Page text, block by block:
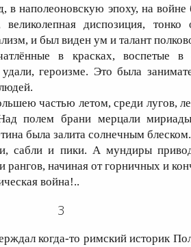
в наполеоновскую эпоху, на войне
диспозиция, тонко
и был виден ум и талант
в красках, воспетые
героизме. Это была
частью летом, среди лугов,
полем брани мерцали
была залита солнечным блеском.
сабли и пики. А мундиры
рангов, начиная от горничных и
война!..
3
когда-то римский историк